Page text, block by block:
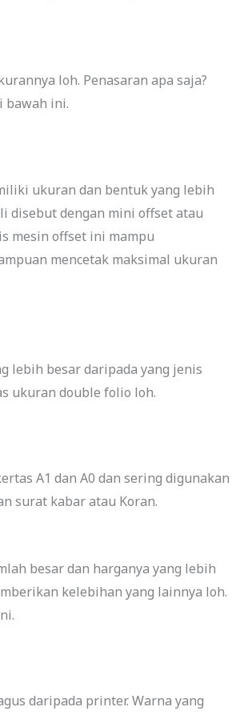
loh. Penasaran apa saja?
bawah ini.
ukuran dan bentuk yang lebih
disebut dengan mini offset atau
mesin offset ini mampu
mencetak maksimal ukuran
lebih besar daripada yang jenis
ukuran double folio loh.
A1 dan A0 dan sering digunakan
surat kabar atau Koran.
besar dan harganya yang lebih
kelebihan yang lainnya loh.
daripada printer. Warna yang